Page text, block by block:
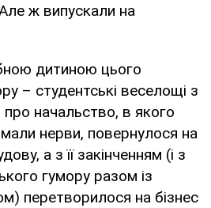
Але ж випускали на
дитиною цього
– студентські веселощі з
начальство, в якого
нерви, повернулося на
а з її закінченням (і з
гумору разом із
перетворилося на бізнес